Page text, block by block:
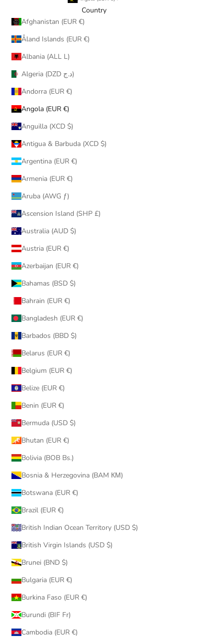
Country
Afghanistan (EUR €)
Åland Islands (EUR €)
Albania (ALL L)
Algeria (DZD د.ج)
Andorra (EUR €)
Angola (EUR €)
Anguilla (XCD $)
Antigua & Barbuda (XCD $)
Argentina (EUR €)
Armenia (EUR €)
Aruba (AWG ƒ)
Ascension Island (SHP £)
Australia (AUD $)
Austria (EUR €)
Azerbaijan (EUR €)
Bahamas (BSD $)
Bahrain (EUR €)
Bangladesh (EUR €)
Barbados (BBD $)
Belarus (EUR €)
Belgium (EUR €)
Belize (EUR €)
Benin (EUR €)
Bermuda (USD $)
Bhutan (EUR €)
Bolivia (BOB Bs.)
Bosnia & Herzegovina (BAM КМ)
Botswana (EUR €)
Brazil (EUR €)
British Indian Ocean Territory (USD $)
British Virgin Islands (USD $)
Brunei (BND $)
Bulgaria (EUR €)
Burkina Faso (EUR €)
Burundi (BIF Fr)
Cambodia (EUR €)